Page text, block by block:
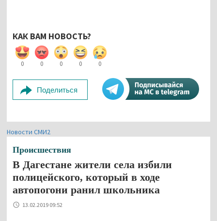
КАК ВАМ НОВОСТЬ?
0 0 0 0 0
Поделиться
Новости СМИ2
Происшествия
В Дагестане жители села избили
полицейского, который в ходе
автопогони ранил школьника
13.02.2019 09:52